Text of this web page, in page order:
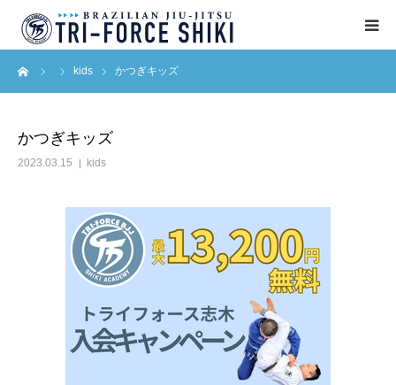
kids かつぎキッズ
かつぎキッズ
2023.03.15 kids
ABOUT
BLOG
アクセス
English